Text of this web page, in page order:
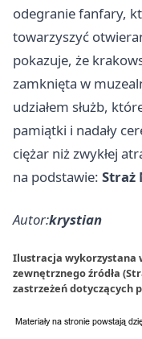
odegranie fanfary,
towarzyszyć
pokazuje, że
zamknięta w
udziałem służb,
pamiątki i nadały
ciężar niż zwykłej
na podstawie: Straż
Autor:krystian
Ilustracja wykorzystana
zewnętrznego źródła
zastrzeżeń dotyczących